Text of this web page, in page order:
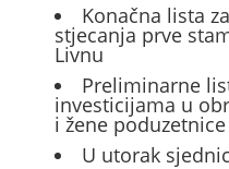
Konačna lista
stjecanja prve
Livnu
Preliminarne
investicijama u
i žene poduzetnice
U utorak